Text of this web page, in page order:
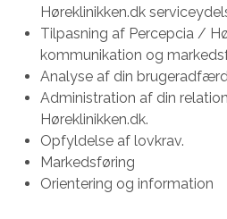
Høreklinikken.dk
Tilpasning af Percepcia /
kommunikation og
Analyse af din
Administration af din
Høreklinikken.dk.
Opfyldelse af lovkrav.
Markedsføring
Orientering og information